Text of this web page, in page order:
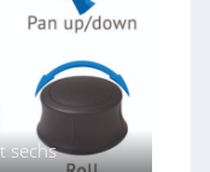
sechs